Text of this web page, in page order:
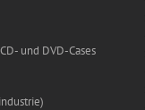
und DVD-Cases